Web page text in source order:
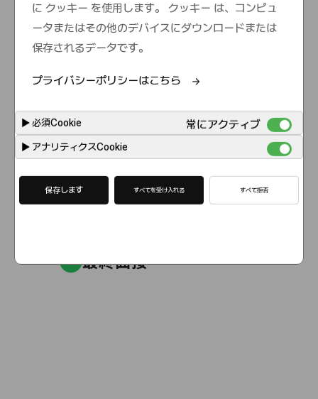
4
最終面接
に クッキー を使用します。 クッキー は、コンピュ
ータまたはその他のデバイスにダウンロードまたは
保存されるデータです。
プライバシーポリシーはこちら
▶必須Cookie 常にアクティブ
▶ アナリティクスCookie
保存します すべてを受け入れる すべて拒否